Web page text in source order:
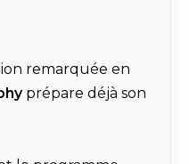
remarquée en
prépare déjà son